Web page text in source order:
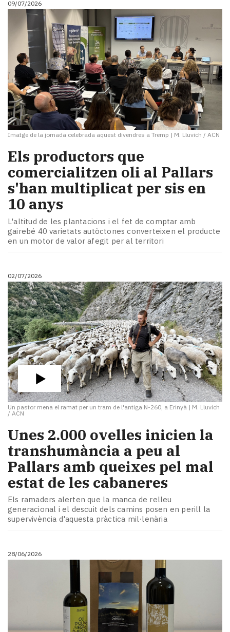
i
turisme
Cultura
Esports
Mai
tant!
TV
i
mitjans
El
temps
Reportatges
Entrevistes
Enquestes
A
escena!
Dis
la
teva!
Subscriptors
La
Pallars
Contingut
patrocinat
Lo
més
llegit...
Editorial
09/07/2026
Imatge de la jornada celebrada aquest divendres a Tremp | M. Lluvich / ACN
Els productors que
comercialitzen oli al Pallars
s'han multiplicat per sis en
10 anys
L'altitud de les plantacions i el fet de comptar amb
gairebé 40 varietats autòctones converteixen el producte
en un motor de valor afegit per al territori
02/07/2026
Un pastor mena el ramat per un tram de l'antiga N-260, a Erinyà | M. Lluvich
/ ACN
​Unes 2.000 ovelles inicien la
transhumància a peu al
Pallars amb queixes pel mal
estat de les cabaneres
Els ramaders alerten que la manca de relleu
generacional i el descuit dels camins posen en perill la
supervivència d'aquesta pràctica mil·lenària
28/06/2026